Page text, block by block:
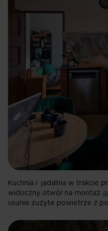
Kuchnia i jadalnia w trakcie
widoczny otwór na montaż
usunie zużyte powietrze z